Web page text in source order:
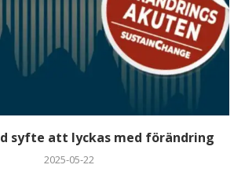
syfte att lyckas med förändring
2025-05-22